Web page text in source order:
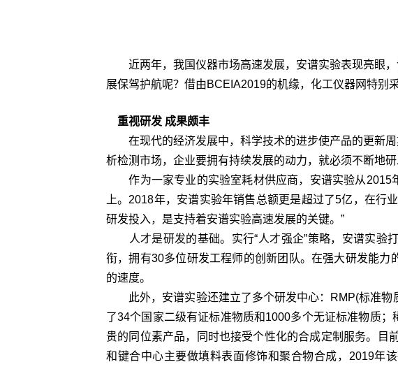
近两年，我国仪器市场高速发展，安谱实验表现亮眼，
展保驾护航呢？借由BCEIA2019的机缘，化工仪器网特别
重视研发 成果颇丰
在现代的经济发展中，科学技术的进步使产品的更新周
析检测市场，企业要拥有持续发展的动力，就必须不断地研
作为一家专业的实验室耗材供应商，安谱实验从2015
上。2018年，安谱实验年销售总额更是超过了5亿，在行
研发投入，是支持着安谱实验高速发展的关键。”
人才是研发的基础。实行“人才强企”策略，安谱实验
衔，拥有30多位研发工程师的创新团队。在强大研发能
的速度。
此外，安谱实验还建立了多个研发中心：RMP(标准物
了34个国家二级有证标准物质和1000多个无证标准物质
贵的同位素产品，同时也接受个性化的合成定制服务。目
和键合中心主要做填料表面修饰和聚合物合成，2019年